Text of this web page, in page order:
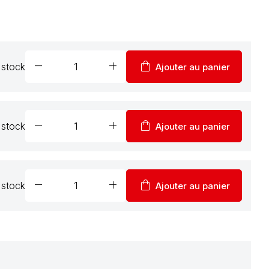
stock remove add shopping_bag Ajouter au panier
stock remove add shopping_bag Ajouter au panier
stock remove add shopping_bag Ajouter au panier